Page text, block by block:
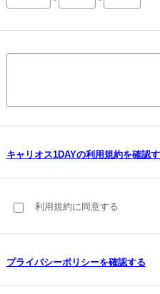
キャリオス1DAYの利用規約を確認
利用規約に同意する
プライバシーポリシーを確認する